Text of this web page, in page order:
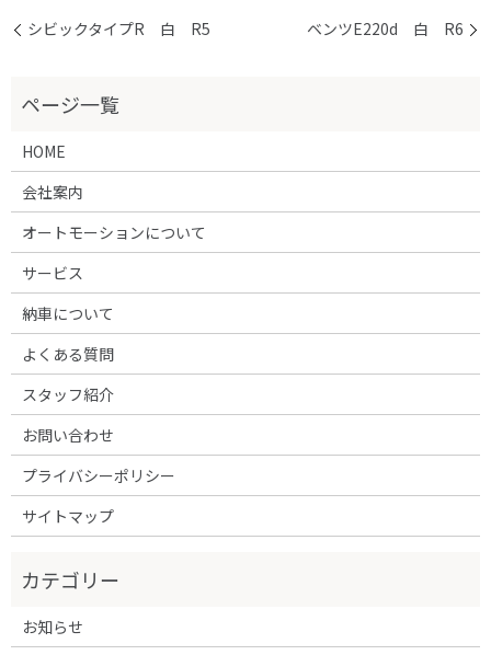
シビックタイプR 白 R5 ベンツE220d 白 R6
HOME
会社案内
オートモーションについて
サービス
納車について
よくある質問
スタッフ紹介
お問い合わせ
プライバシーポリシー
サイトマップ
お知らせ